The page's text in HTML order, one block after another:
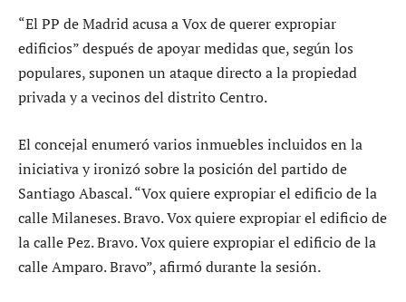
“El PP de Madrid acusa a Vox de querer expropiar
edificios” después de apoyar medidas que, según los
populares, suponen un ataque directo a la propiedad
privada y a vecinos del distrito Centro.
El concejal enumeró varios inmuebles incluidos en la
iniciativa y ironizó sobre la posición del partido de
Santiago Abascal. “Vox quiere expropiar el edificio de la
calle Milaneses. Bravo. Vox quiere expropiar el edificio de
la calle Pez. Bravo. Vox quiere expropiar el edificio de la
calle Amparo. Bravo”, afirmó durante la sesión.